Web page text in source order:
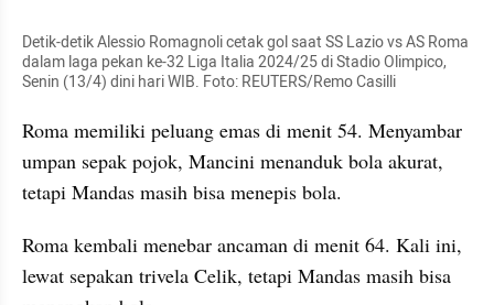
Detik-detik Alessio Romagnoli cetak gol saat SS Lazio vs AS Roma
dalam laga pekan ke-32 Liga Italia 2024/25 di Stadio Olimpico,
Senin (13/4) dini hari WIB. Foto: REUTERS/Remo Casilli
Roma memiliki peluang emas di menit 54. Menyambar
umpan sepak pojok, Mancini menanduk bola akurat,
tetapi Mandas masih bisa menepis bola.
Roma kembali menebar ancaman di menit 64. Kali ini,
lewat sepakan trivela Celik, tetapi Mandas masih bisa